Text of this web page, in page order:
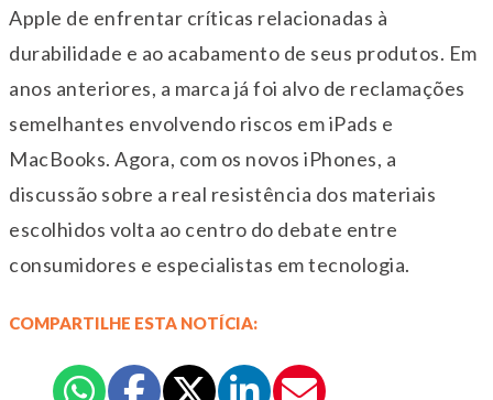
Apple de enfrentar críticas relacionadas à
durabilidade e ao acabamento de seus produtos. Em
anos anteriores, a marca já foi alvo de reclamações
semelhantes envolvendo riscos em iPads e
MacBooks. Agora, com os novos iPhones, a
discussão sobre a real resistência dos materiais
escolhidos volta ao centro do debate entre
consumidores e especialistas em tecnologia.
COMPARTILHE ESTA NOTÍCIA: